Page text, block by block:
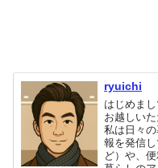
ryuichi
はじめま
お越しい
私は日々
報を発信
ど）や、